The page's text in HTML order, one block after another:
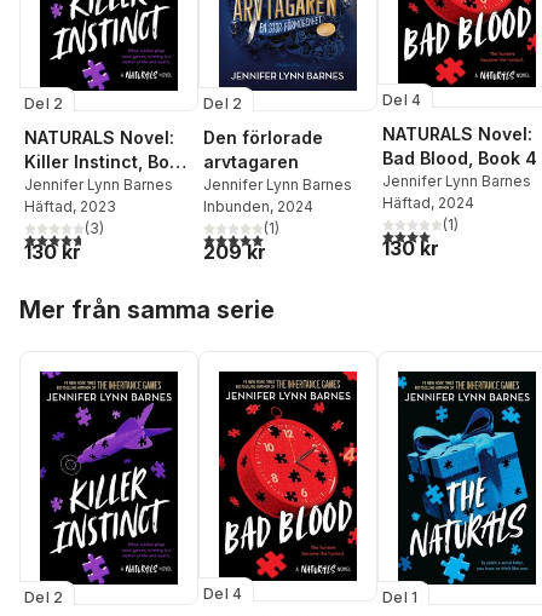
Del 2
NATURALS Novel:
Killer Instinct, Book
2
Jennifer Lynn Barnes
Häftad, 2023
4,7utav 5 stjärnor. Totalt antal röster:
(3)
130 kr
Del 2
Den förlorade
arvtagaren
Jennifer Lynn Barnes
Inbunden, 2024
5,0utav 5 stjärnor. Totalt antal röster:
(1)
209 kr
Del 4
NATURALS Novel:
Bad Blood, Book 4
Jennifer Lynn Barnes
Häftad, 2024
4,0utav 5 stjärnor.
(1)
130 kr
Mer från samma serie
Del 2 Del 4 Del 1